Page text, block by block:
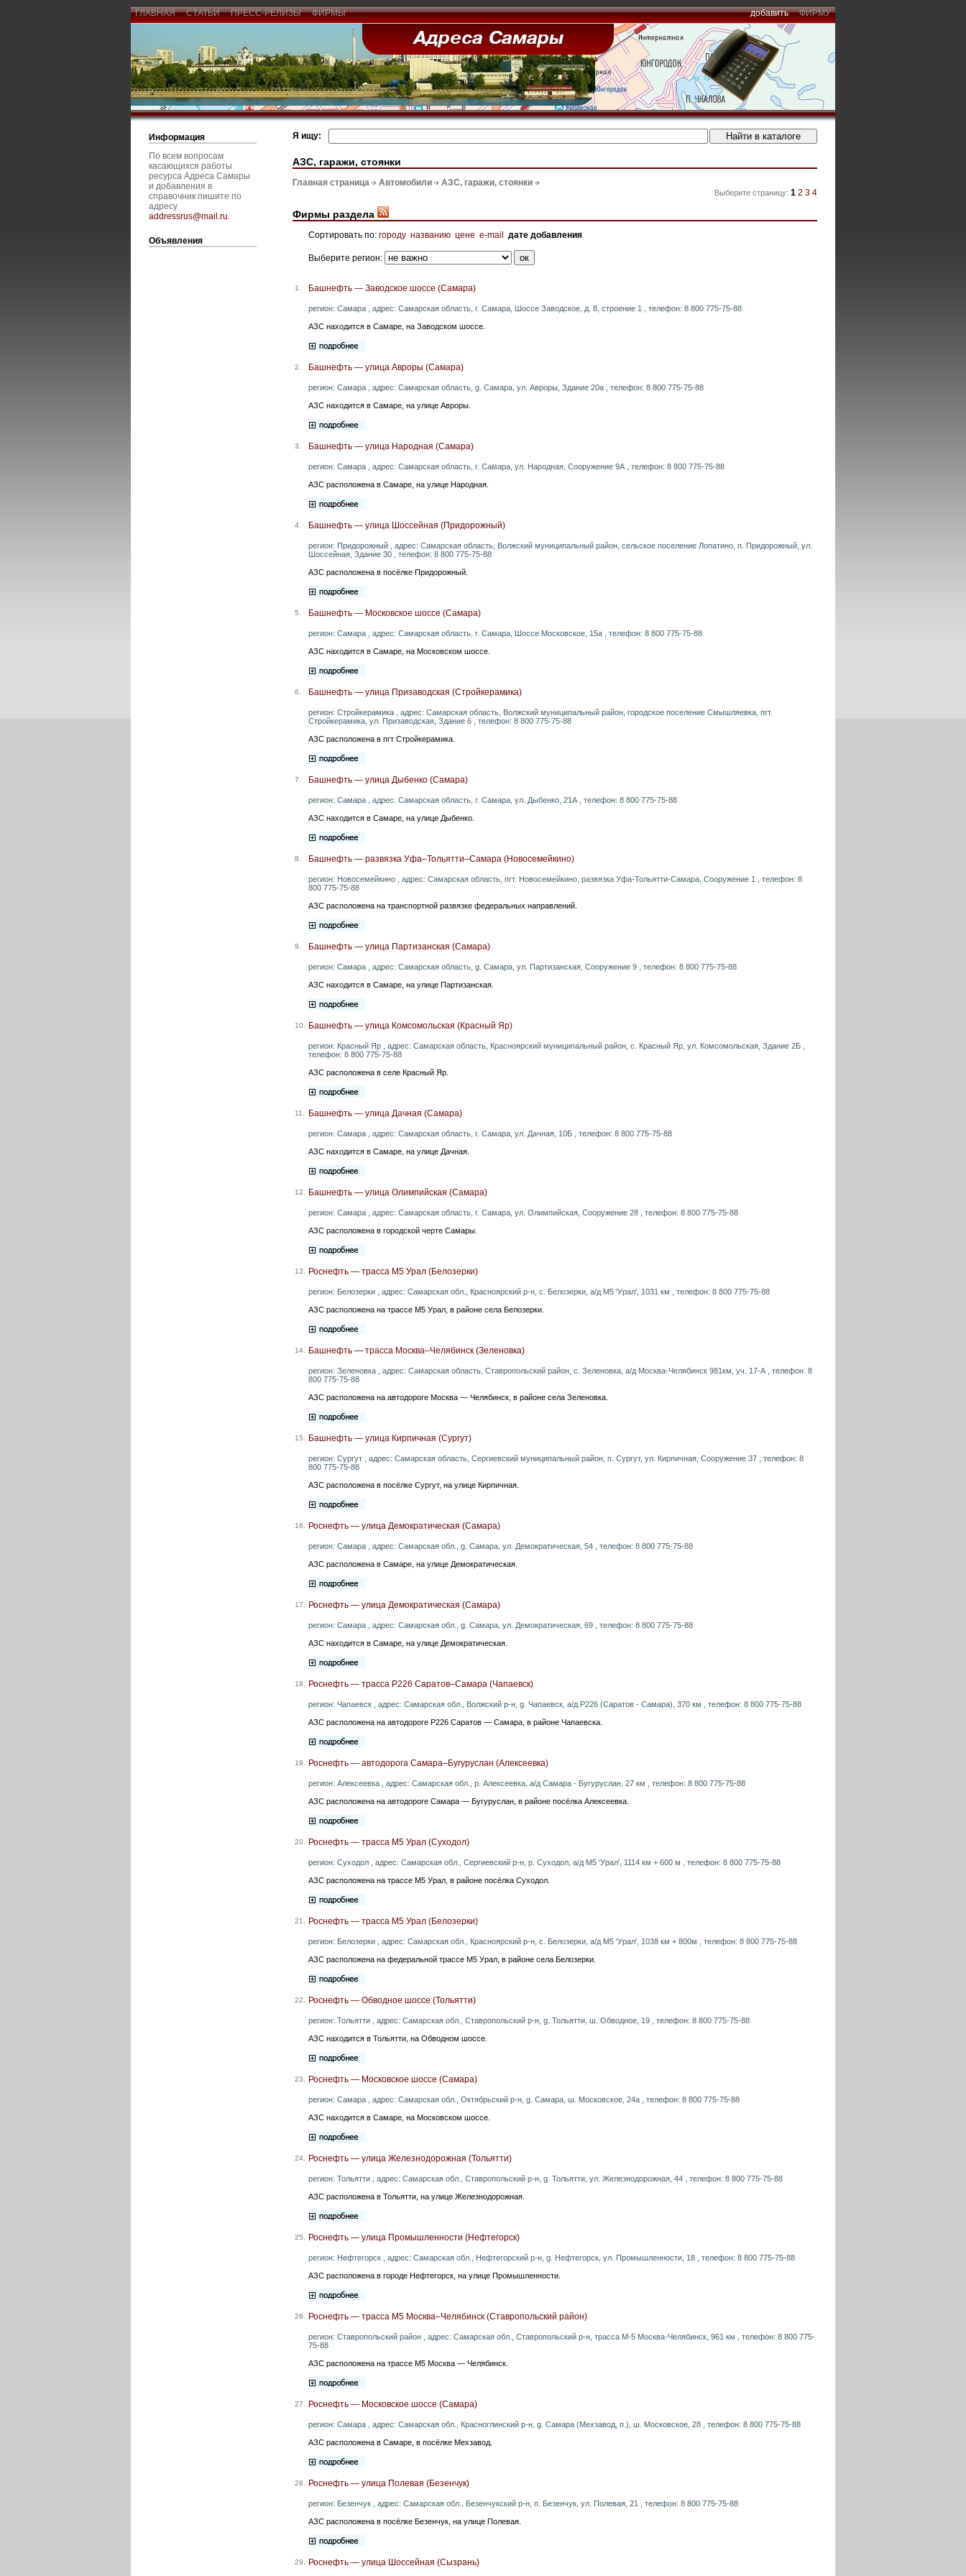
ГЛАВНАЯ СТАТЬИ ПРЕСС-РЕЛИЗЫ ФИРМЫ добавить ФИРМУ
Информация
По всем вопросам
касающихся работы
ресурса Адреса Самары
и добавления в
справочник пишите по
адресу
addressrus@mail.ru.
Объявления
Я ищу:
АЗС, гаражи, стоянки
Главная страница Автомобили АЗС, гаражи, стоянки
Выберите страницу: 1 2 3 4
Фирмы раздела
Сортировать по: городу названию цене e-mail дате добавления
Выберите регион:
1. Башнефть — Заводское шоссе (Самара)
регион: Самара , адрес: Самарская область, г. Самара, Шоссе Заводское, д. 8, строение 1 , телефон: 8 800 775-75-88
АЗС находится в Самаре, на Заводском шоссе.
2. Башнефть — улица Авроры (Самара)
регион: Самара , адрес: Самарская область, g. Самара, ул. Авроры, Здание 20а , телефон: 8 800 775-75-88
АЗС находится в Самаре, на улице Авроры.
3. Башнефть — улица Народная (Самара)
регион: Самара , адрес: Самарская область, г. Самара, ул. Народная, Сооружение 9А , телефон: 8 800 775-75-88
АЗС расположена в Самаре, на улице Народная.
4. Башнефть — улица Шоссейная (Придорожный)
регион: Придорожный , адрес: Самарская область, Волжский муниципальный район, сельское поселение Лопатино, п. Придорожный, ул.
Шоссейная, Здание 30 , телефон: 8 800 775-75-88
АЗС расположена в посёлке Придорожный.
5. Башнефть — Московское шоссе (Самара)
регион: Самара , адрес: Самарская область, г. Самара, Шоссе Московское, 15а , телефон: 8 800 775-75-88
АЗС находится в Самаре, на Московском шоссе.
6. Башнефть — улица Призаводская (Стройкерамика)
регион: Стройкерамика , адрес: Самарская область, Волжский муниципальный район, городское поселение Смышляевка, пгт.
Стройкерамика, ул. Призаводская, Здание 6 , телефон: 8 800 775-75-88
АЗС расположена в пгт Стройкерамика.
7. Башнефть — улица Дыбенко (Самара)
регион: Самара , адрес: Самарская область, г. Самара, ул. Дыбенко, 21А , телефон: 8 800 775-75-88
АЗС находится в Самаре, на улице Дыбенко.
8. Башнефть — развязка Уфа–Тольятти–Самара (Новосемейкино)
регион: Новосемейкино , адрес: Самарская область, пгт. Новосемейкино, развязка Уфа-Тольятти-Самара, Сооружение 1 , телефон: 8
800 775-75-88
АЗС расположена на транспортной развязке федеральных направлений.
9. Башнефть — улица Партизанская (Самара)
регион: Самара , адрес: Самарская область, g. Самара, ул. Партизанская, Сооружение 9 , телефон: 8 800 775-75-88
АЗС находится в Самаре, на улице Партизанская.
10. Башнефть — улица Комсомольская (Красный Яр)
регион: Красный Яр , адрес: Самарская область, Красноярский муниципальный район, с. Красный Яр, ул. Комсомольская, Здание 2Б ,
телефон: 8 800 775-75-88
АЗС расположена в селе Красный Яр.
11. Башнефть — улица Дачная (Самара)
регион: Самара , адрес: Самарская область, г. Самара, ул. Дачная, 10Б , телефон: 8 800 775-75-88
АЗС находится в Самаре, на улице Дачная.
12. Башнефть — улица Олимпийская (Самара)
регион: Самара , адрес: Самарская область, г. Самара, ул. Олимпийская, Сооружение 28 , телефон: 8 800 775-75-88
АЗС расположена в городской черте Самары.
13. Роснефть — трасса М5 Урал (Белозерки)
регион: Белозерки , адрес: Самарская обл., Красноярский р-н, с. Белозерки, а/д М5 'Урал', 1031 км , телефон: 8 800 775-75-88
АЗС расположена на трассе М5 Урал, в районе села Белозерки.
14. Башнефть — трасса Москва–Челябинск (Зеленовка)
регион: Зеленовка , адрес: Самарская область, Ставропольский район, с. Зеленовка, а/д Москва-Челябинск 981км, уч. 17-А , телефон: 8
800 775-75-88
АЗС расположена на автодороге Москва — Челябинск, в районе села Зеленовка.
15. Башнефть — улица Кирпичная (Сургут)
регион: Сургут , адрес: Самарская область, Сергиевский муниципальный район, п. Сургут, ул. Кирпичная, Сооружение 37 , телефон: 8
800 775-75-88
АЗС расположена в посёлке Сургут, на улице Кирпичная.
16. Роснефть — улица Демократическая (Самара)
регион: Самара , адрес: Самарская обл., g. Самара, ул. Демократическая, 54 , телефон: 8 800 775-75-88
АЗС расположена в Самаре, на улице Демократическая.
17. Роснефть — улица Демократическая (Самара)
регион: Самара , адрес: Самарская обл., g. Самара, ул. Демократическая, 69 , телефон: 8 800 775-75-88
АЗС находится в Самаре, на улице Демократическая.
18. Роснефть — трасса Р226 Саратов–Самара (Чапаевск)
регион: Чапаевск , адрес: Самарская обл., Волжский р-н, g. Чапаевск, а/д Р226 (Саратов - Самара), 370 км , телефон: 8 800 775-75-88
АЗС расположена на автодороге Р226 Саратов — Самара, в районе Чапаевска.
19. Роснефть — автодорога Самара–Бугуруслан (Алексеевка)
регион: Алексеевка , адрес: Самарская обл., p. Алексеевка, а/д Самара - Бугуруслан, 27 км , телефон: 8 800 775-75-88
АЗС расположена на автодороге Самара — Бугуруслан, в районе посёлка Алексеевка.
20. Роснефть — трасса М5 Урал (Суходол)
регион: Суходол , адрес: Самарская обл., Сергиевский р-н, p. Суходол, а/д М5 'Урал', 1114 км + 600 м , телефон: 8 800 775-75-88
АЗС расположена на трассе М5 Урал, в районе посёлка Суходол.
21. Роснефть — трасса М5 Урал (Белозерки)
регион: Белозерки , адрес: Самарская обл., Красноярский р-н, с. Белозерки, а/д М5 'Урал', 1038 км + 800м , телефон: 8 800 775-75-88
АЗС расположена на федеральной трассе М5 Урал, в районе села Белозерки.
22. Роснефть — Обводное шоссе (Тольятти)
регион: Тольятти , адрес: Самарская обл., Ставропольский р-н, g. Тольятти, ш. Обводное, 19 , телефон: 8 800 775-75-88
АЗС находится в Тольятти, на Обводном шоссе.
23. Роснефть — Московское шоссе (Самара)
регион: Самара , адрес: Самарская обл., Октябрьский р-н, g. Самара, ш. Московское, 24а , телефон: 8 800 775-75-88
АЗС находится в Самаре, на Московском шоссе.
24. Роснефть — улица Железнодорожная (Тольятти)
регион: Тольятти , адрес: Самарская обл., Ставропольский р-н, g. Тольятти, ул. Железнодорожная, 44 , телефон: 8 800 775-75-88
АЗС расположена в Тольятти, на улице Железнодорожная.
25. Роснефть — улица Промышленности (Нефтегорск)
регион: Нефтегорск , адрес: Самарская обл., Нефтегорский р-н, g. Нефтегорск, ул. Промышленности, 18 , телефон: 8 800 775-75-88
АЗС расположена в городе Нефтегорск, на улице Промышленности.
26. Роснефть — трасса М5 Москва–Челябинск (Ставропольский район)
регион: Ставропольский район , адрес: Самарская обл., Ставропольский р-н, трасса М-5 Москва-Челябинск, 961 км , телефон: 8 800 775-
75-88
АЗС расположена на трассе М5 Москва — Челябинск.
27. Роснефть — Московское шоссе (Самара)
регион: Самара , адрес: Самарская обл., Красноглинский р-н, g. Самара (Мехзавод, п.), ш. Московское, 28 , телефон: 8 800 775-75-88
АЗС расположена в Самаре, в посёлке Мехзавод.
28. Роснефть — улица Полевая (Безенчук)
регион: Безенчук , адрес: Самарская обл., Безенчукский р-н, п. Безенчук, ул. Полевая, 21 , телефон: 8 800 775-75-88
АЗС расположена в посёлке Безенчук, на улице Полевая.
29. Роснефть — улица Шоссейная (Сызрань)